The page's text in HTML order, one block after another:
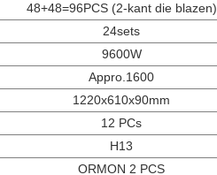
48+48=96PCS (2-kant die blazen)
24sets
9600W
Appro.1600
1220x610x90mm
12 PCs
H13
ORMON 2 PCS